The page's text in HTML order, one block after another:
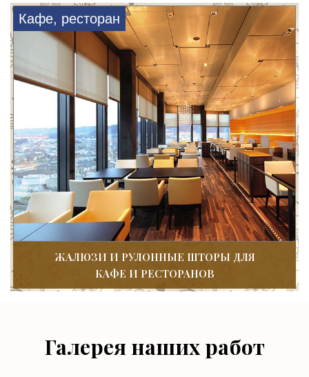
Кафе, ресторан
ЖАЛЮЗИ И РУЛОННЫЕ ШТОРЫ ДЛЯ
КАФЕ И РЕСТОРАНОВ
Галерея наших работ